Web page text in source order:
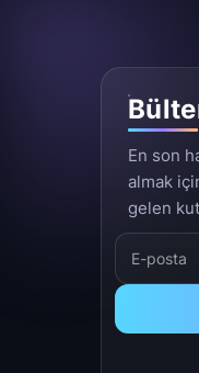
En son
almak
gelen